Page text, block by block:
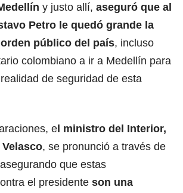
y justo allí, aseguró que al
Petro le quedó grande la
público del país, incluso
colombiano a ir a Medellín para
de seguridad de esta
el ministro del Interior,
, se pronunció a través de
que estas
el presidente son una